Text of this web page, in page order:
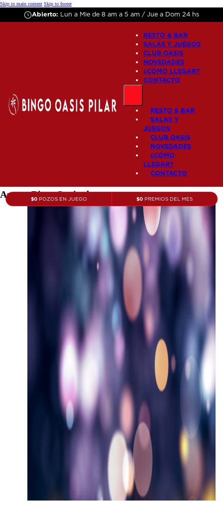
Skip to main content Skip to footer
Abierto: Lun a Mie de 8 am a 5 am / Jue a Dom 24 hs
RESTO & BAR
SALAS Y JUEGOS
CLUB OASIS
NOVEDADES
¿CÓMO LLEGAR?
CONTACTO
RESTO & BAR
SALAS Y
JUEGOS
CLUB OASIS
NOVEDADES
¿CÓMO
LLEGAR?
CONTACTO
$0POZOS EN JUEGO $0PREMIOS DEL MES
Autor:BingoOasis-dev